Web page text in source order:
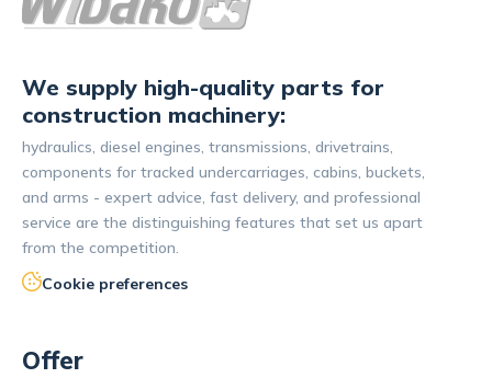
We supply high-quality parts for
construction machinery:
hydraulics, diesel engines, transmissions, drivetrains,
components for tracked undercarriages, cabins, buckets,
and arms - expert advice, fast delivery, and professional
service are the distinguishing features that set us apart
from the competition.
Cookie preferences
Offer